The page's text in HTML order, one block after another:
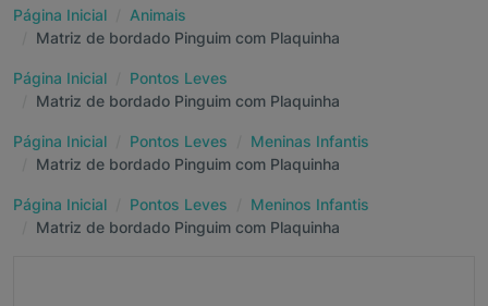
Página Inicial
Animais
Matriz de bordado Pinguim com Plaquinha
Página Inicial
Pontos Leves
Matriz de bordado Pinguim com Plaquinha
Página Inicial Pontos Leves
Meninas Infantis
Matriz de bordado Pinguim com Plaquinha
Página Inicial Pontos Leves
Meninos Infantis
Matriz de bordado Pinguim com Plaquinha